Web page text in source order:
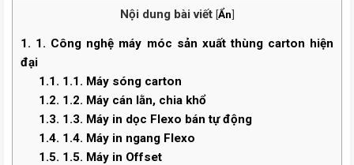
Nội dung bài viết [Ẩn]
1. 1. Công nghệ máy móc sản xuất thùng carton hiện
đại
1.1. 1.1. Máy sóng carton
1.2. 1.2. Máy cán lằn, chia khổ
1.3. 1.3. Máy in dọc Flexo bán tự động
1.4. 1.4. Máy in ngang Flexo
1.5. 1.5. Máy in Offset